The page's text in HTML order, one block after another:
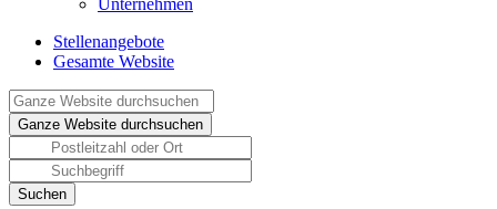
Unternehmen
Stellenangebote
Gesamte Website